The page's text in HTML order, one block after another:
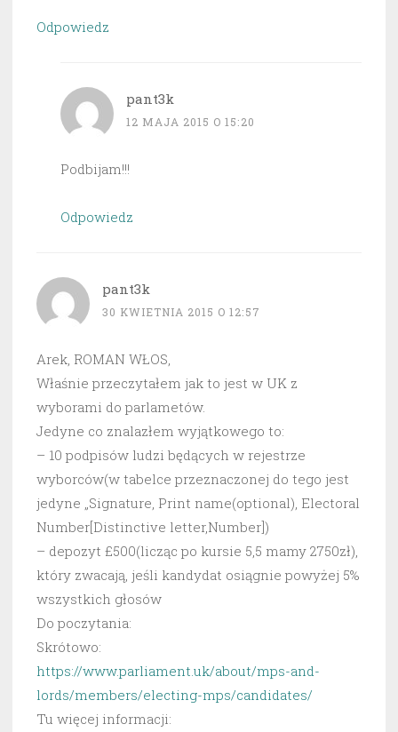
Odpowiedz
pant3k
12 MAJA 2015 O 15:20
Podbijam!!!
Odpowiedz
pant3k
30 KWIETNIA 2015 O 12:57
Arek, ROMAN WŁOS,
Właśnie przeczytałem jak to jest w UK z
wyborami do parlametów.
Jedyne co znalazłem wyjątkowego to:
– 10 podpisów ludzi będących w rejestrze
wyborców(w tabelce przeznaczonej do tego jest
jedyne „Signature, Print name(optional), Electoral
Number[Distinctive letter,Number])
– depozyt £500(licząc po kursie 5,5 mamy 2750zł),
który zwacają, jeśli kandydat osiągnie powyżej 5%
wszystkich głosów
Do poczytania:
Skrótowo:
https://www.parliament.uk/about/mps-and-
lords/members/electing-mps/candidates/
Tu więcej informacji: